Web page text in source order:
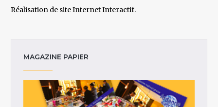
Réalisation de site Internet Interactif.
MAGAZINE PAPIER